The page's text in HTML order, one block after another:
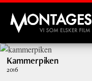
Montages
Kammerpiken
2016